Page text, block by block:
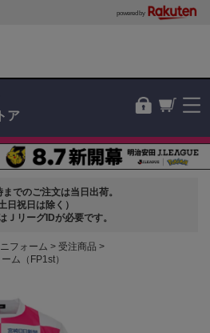
powered by
ア
でのご注文は当日出荷。
土日祝日は除く）
ＪリーグIDが必要です。
フォーム
受注商品
ム（FP1st）